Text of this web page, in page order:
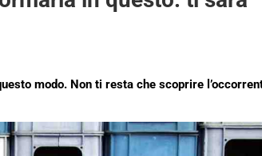
modo. Non ti resta che scoprire